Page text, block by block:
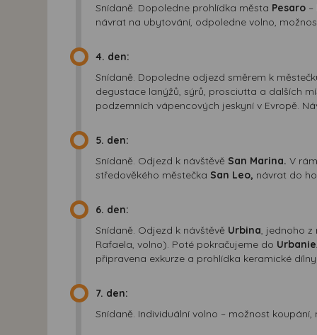
Snídaně. Dopoledne prohlídka města Pesaro
návrat na ubytování, odpoledne volno,
4. den:
Snídaně. Dopoledne odjezd směrem k
degustace lanýžů, sýrů, prosciutta a dalších
podzemních vápencových jeskyní v Evropě.
5. den:
Snídaně. Odjezd k návštěvě San Marina. V
středověkého městečka San Leo, návrat do
6. den:
Snídaně. Odjezd k návštěvě Urbina, jednoho z
Rafaela, volno). Poté pokračujeme do
připravena exkurze a prohlídka keramické
7. den:
Snídaně. Individuální volno – možnost